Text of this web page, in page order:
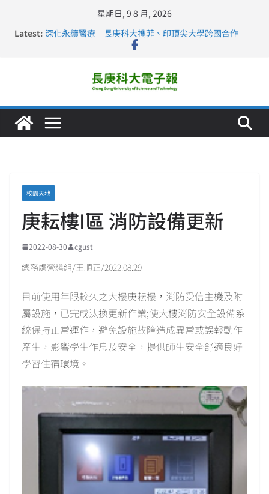
星期日, 9 8 月, 2026
Latest: 深化永續醫療 長庚科大攜菲、印頂尖大學跨國合作
長庚科大訪凱瑟醫療集團、美容學校收穫豐
仁德醫專與長庚科大締結策略聯盟 培育護理尖兵
長庚科大連四年穩居《遠見》醫學大學第5名 辦學實力再
校園天地
庚耘樓I區 消防設備更新
2022-08-30 cgust
總務處營繕組/王順正/2022.08.29
目前使用年限較久之大樓庚耘樓，消防受信主機及附
屬設施，已完成汰換更新作業;使大樓消防安全設備系
統保持正常運作，避免設施故障造成異常或誤報動作
產生，影響學生作息及安全，提供師生安全舒適良好
學習住宿環境。